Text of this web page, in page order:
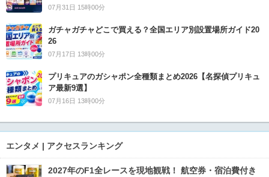
07月31日 15時00分
ガチャガチャどこで買える？全国エリア別設置場所ガイド20
26
07月17日 13時00分
プリキュアのガシャポン全種類まとめ2026【名探偵プリキュ
ア最新9選】
07月16日 13時00分
エンタメ | アクセスランキング
2027年のF1全レースを現地観戦！ 航空券・宿泊費付き